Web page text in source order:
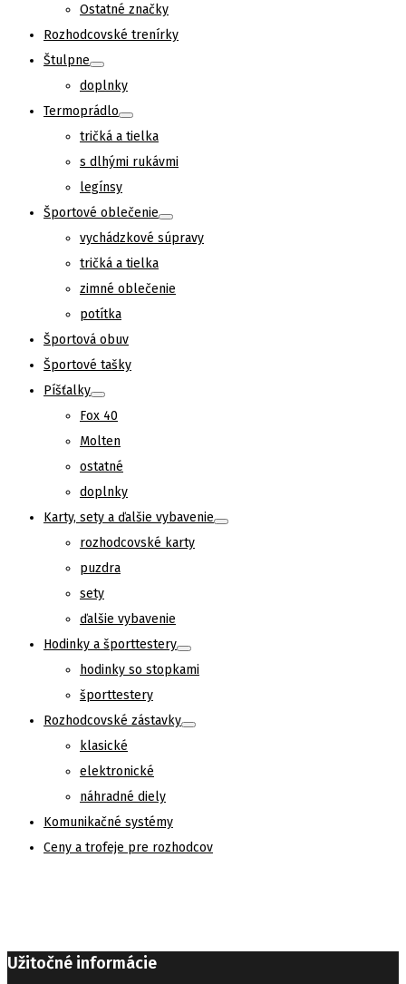
Ostatné značky
Rozhodcovské trenírky
Štulpne
doplnky
Termoprádlo
tričká a tielka
s dlhými rukávmi
legínsy
Športové oblečenie
vychádzkové súpravy
tričká a tielka
zimné oblečenie
potítka
Športová obuv
Športové tašky
Píšťalky
Fox 40
Molten
ostatné
doplnky
Karty, sety a ďalšie vybavenie
rozhodcovské karty
puzdra
sety
ďalšie vybavenie
Hodinky a športtestery
hodinky so stopkami
športtestery
Rozhodcovské zástavky
klasické
elektronické
náhradné diely
Komunikačné systémy
Ceny a trofeje pre rozhodcov
Užitočné informácie